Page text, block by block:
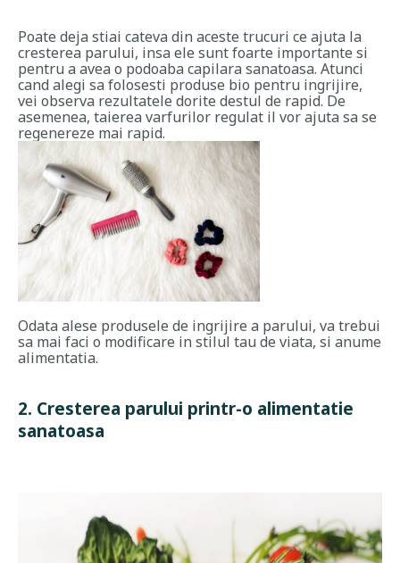
Poate deja stiai cateva din aceste trucuri ce ajuta la
cresterea parului, insa ele sunt foarte importante si
pentru a avea o podoaba capilara sanatoasa. Atunci
cand alegi sa folosesti produse bio pentru ingrijire,
vei observa rezultatele dorite destul de rapid. De
asemenea, taierea varfurilor regulat il vor ajuta sa se
regenereze mai rapid.
Odata alese produsele de ingrijire a parului, va trebui
sa mai faci o modificare in stilul tau de viata, si anume
alimentatia.
2. Cresterea parului printr-o alimentatie
sanatoasa